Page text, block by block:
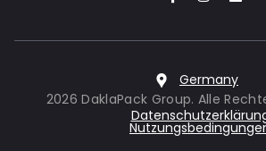
Germany
2026 DaklaPack Group. Alle